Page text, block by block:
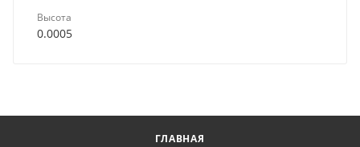
Высота
0.0005
ГЛАВНАЯ